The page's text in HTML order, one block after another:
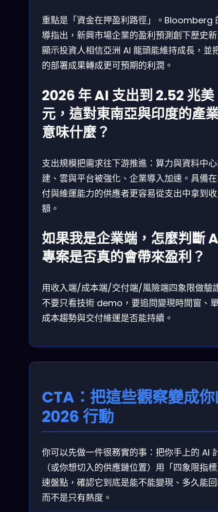
重點是「資金在押盈利路徑」。Bloomberg
導指出，新興市場企業的盈利預測創下歷史
顯示投資人相信亞洲 AI 龍頭能維持成長，並
的部署成果轉成更可預期的利潤。
2026 年 AI 支出到 2.52 兆美
元，這對東南亞與印度的產
意味什麼？
支出規模把需求往下游推進：算力與資料中
建、雲與平台被強化、企業導入加速。具備
付與維運能力的供應者更容易從支出中拿到
額。
如果我是企業端，怎麼判斷
專案是否真的會帶來盈利？
用收入端/成本端/交付端/風險端四象限做驗
不要只看技術 demo，要追問變現時間窗、
成本趨勢與交付維運是否能持續。
CTA：把這些觀察變成
2026 行動
你可以先做一件很務實的事：把你手上的 AI
（或你想切入的供應鏈位置）用「四象限指
速盤點，確認它到底是能不能變現、多久能
而不是只有熱度。